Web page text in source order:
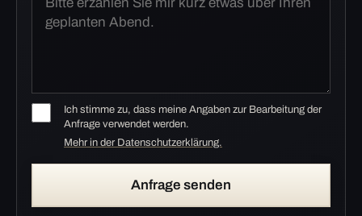
Ich stimme zu, dass meine Angaben zur Bearbeitung der
Anfrage verwendet werden.
Mehr in der Datenschutzerklärung.
Anfrage senden